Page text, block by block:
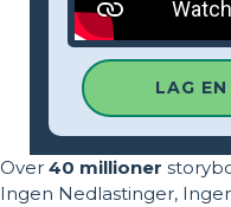
LAG
Over 40 millioner
Ingen Nedlastinger,